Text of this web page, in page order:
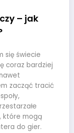
– jak
się świecie
coraz bardziej
zacząć tracić
które mogą
do gier.